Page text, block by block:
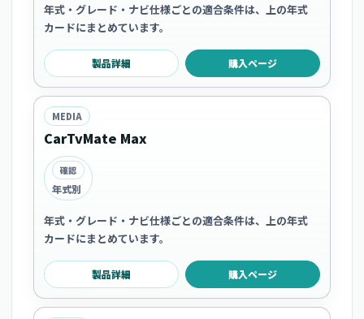
年式・グレード・ナビ仕様ごとの適合条件は、上の年式
カードにまとめています。
製品詳細 購入ページ
MEDIA
CarTvMate Max
確認
年式別
年式・グレード・ナビ仕様ごとの適合条件は、上の年式
カードにまとめています。
製品詳細 購入ページ